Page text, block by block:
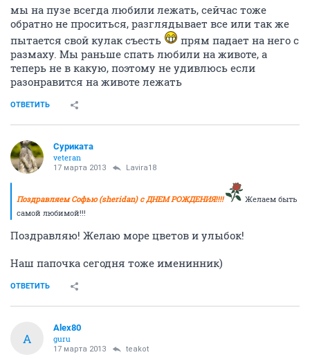
мы на пузе всегда любили лежать, сейчас тоже
обратно не проситься, разглядывает все или так же
пытается свой кулак съесть
прям падает на него с
размаху. Мы раньше спать любили на животе, а
теперь не в какую, поэтому не удивлюсь если
разонравится на животе лежать
ОТВЕТИТЬ
Суриката
veteran
17 марта 2013 Lavira18
Поздравляем Софью (sheridan) с ДНЕМ РОЖДЕНИЯ!!!!
Желаем быть
самой любимой!!!
Поздравляю! Желаю море цветов и улыбок!
Наш папочка сегодня тоже именинник)
ОТВЕТИТЬ
A
Alex80
guru
17 марта 2013 teakot